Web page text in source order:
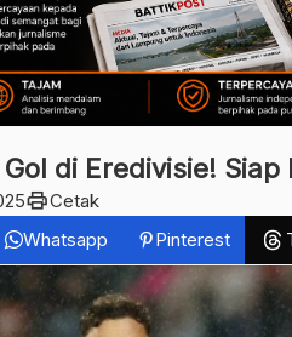
di Eredivisie!
printCetak
Whatsapp Pinterest